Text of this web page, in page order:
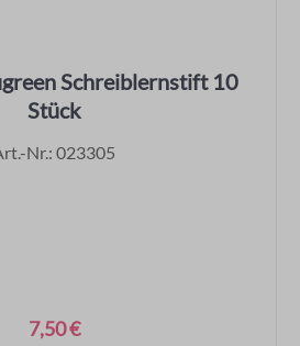
Schreiblernstift 10
Stück
Nr.: 023305
7,50 €